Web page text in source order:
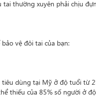
thường xuyên phải chịu
vệ đôi tai của bạn:
dùng tại Mỹ ở độ tuổi từ
thiếu của 85% số người ở